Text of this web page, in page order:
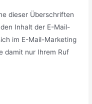
dieser Überschriften
Inhalt der E-Mail-
im E-Mail-Marketing
damit nur Ihrem Ruf